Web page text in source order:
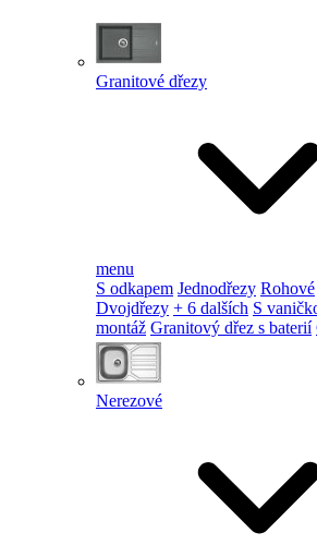
Granitové dřezy
menu
S odkapem Jednodřezy Rohové
Dvojdřezy + 6 dalších S
montáž Granitový dřez s baterií
Nerezové